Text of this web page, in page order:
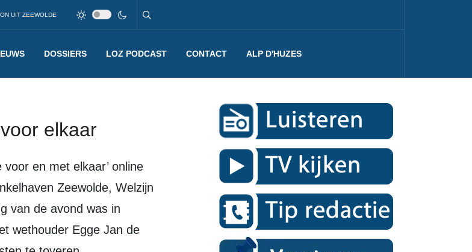
UIT ZEEWOLDE
DOSSIERS LOZ PODCAST CONTACT ALP D'HUZES
elkaar
en met elkaar’ online
Zeewolde, Welzijn
van de avond was in
wethouder Egge Jan de